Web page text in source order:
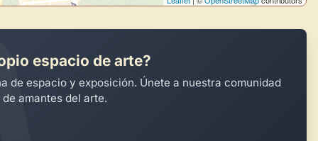
espacio de arte?
de espacio y exposición. Únete a nuestra comunidad
amantes del arte.